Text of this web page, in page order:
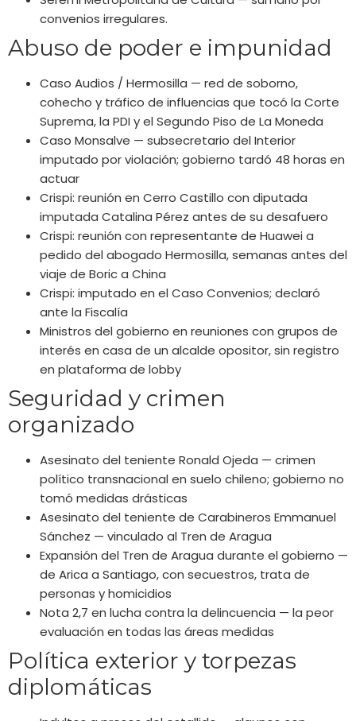
convenios irregulares.
Abuso de poder e impunidad
Caso Audios / Hermosilla — red de soborno,
cohecho y tráfico de influencias que tocó la Corte
Suprema, la PDI y el Segundo Piso de La Moneda
Caso Monsalve — subsecretario del Interior
imputado por violación; gobierno tardó 48 horas en
actuar
Crispi: reunión en Cerro Castillo con diputada
imputada Catalina Pérez antes de su desafuero
Crispi: reunión con representante de Huawei a
pedido del abogado Hermosilla, semanas antes del
viaje de Boric a China
Crispi: imputado en el Caso Convenios; declaró
ante la Fiscalía
Ministros del gobierno en reuniones con grupos de
interés en casa de un alcalde opositor, sin registro
en plataforma de lobby
Seguridad y crimen
organizado
Asesinato del teniente Ronald Ojeda — crimen
político transnacional en suelo chileno; gobierno no
tomó medidas drásticas
Asesinato del teniente de Carabineros Emmanuel
Sánchez — vinculado al Tren de Aragua
Expansión del Tren de Aragua durante el gobierno —
de Arica a Santiago, con secuestros, trata de
personas y homicidios
Nota 2,7 en lucha contra la delincuencia — la peor
evaluación en todas las áreas medidas
Política exterior y torpezas
diplomáticas